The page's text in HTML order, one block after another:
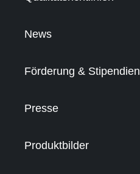
News
Förderung & Stipendien
Presse
Produktbilder